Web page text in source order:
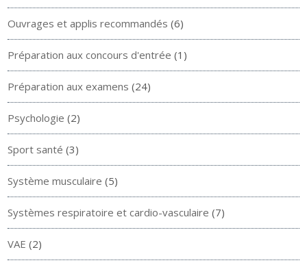
Ouvrages et applis recommandés (6)
Préparation aux concours d'entrée (1)
Préparation aux examens (24)
Psychologie (2)
Sport santé (3)
Système musculaire (5)
Systèmes respiratoire et cardio-vasculaire (7)
VAE (2)